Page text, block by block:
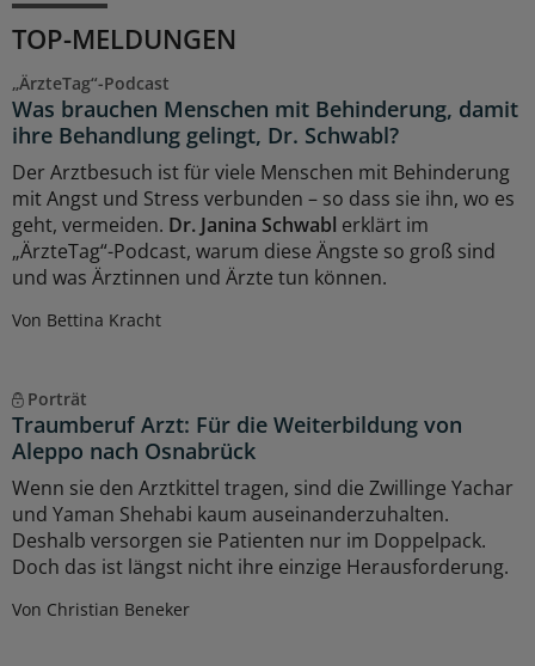
TOP-MELDUNGEN
„ÄrzteTag“-Podcast
Was brauchen Menschen mit Behinderung, damit
ihre Behandlung gelingt, Dr. Schwabl?
Der Arztbesuch ist für viele Menschen mit Behinderung
mit Angst und Stress verbunden – so dass sie ihn, wo es
geht, vermeiden. Dr. Janina Schwabl erklärt im
„ÄrzteTag“-Podcast, warum diese Ängste so groß sind
und was Ärztinnen und Ärzte tun können.
Von Bettina Kracht
Porträt
Traumberuf Arzt: Für die Weiterbildung von
Aleppo nach Osnabrück
Wenn sie den Arztkittel tragen, sind die Zwillinge Yachar
und Yaman Shehabi kaum auseinanderzuhalten.
Deshalb versorgen sie Patienten nur im Doppelpack.
Doch das ist längst nicht ihre einzige Herausforderung.
Von Christian Beneker